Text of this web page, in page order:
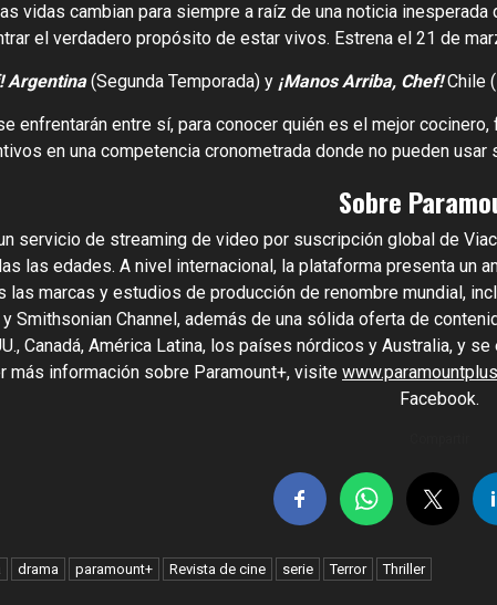
vidas cambian para siempre a raíz de una noticia
el verdadero propósito de estar vivos. Estrena el 21 de
Argentina(Segunda Temporada) y ¡Manos Arriba, Chef!Chile
enfrentarán entre sí, para conocer quién es el mejor
en una competencia cronometrada donde no pueden usar
Sobre
servicio de streaming de video por suscripción global de
las edades. A nivel internacional, la plataforma presenta
marcas y estudios de producción de renombre mundial,
Smithsonian Channel, además de una sólida oferta de
Canadá, América Latina, los países nórdicos y Australia, y
más información sobre Paramount+, visite
Facebook.
drama paramount+ Revista de cine serie Terror Thriller